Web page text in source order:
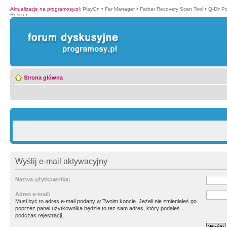
Aktualizacje na programosy.pl: PlayOn • Far Manager • Farbar Recovery Scan Tool • Q-Dir
Resizer
Strona główna
Wyślij e-mail aktywacyjny
Nazwa użytkownika:
Adres e-mail:
Musi być to adres e-mail podany w Twoim koncie. Jeżeli nie zmieniałeś go
poprzez panel użytkownika będzie to tez sam adres, który podałeś
podczas rejestracji.